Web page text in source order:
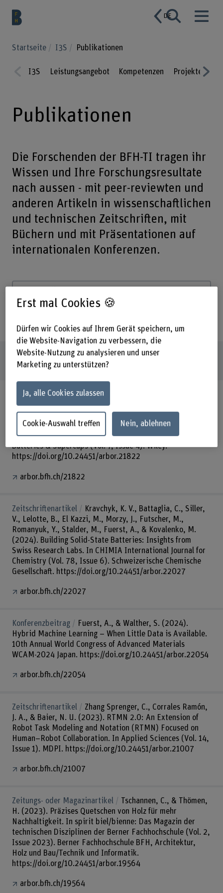
DE
Startseite I3S Publikationen
ious
I3S Leistungsangebot Kompetenzen Projekte
Publikationen
Die Forschenden der BFH-TI tragen ihr
Wissen und Ihre Forschungsresultate
nach aussen - mit peer-reviewten und
anderen Artikeln in wissenschaftlichen
und technischen Zeitschriften, mit
Büchern und mit Präsentationen auf
internationalen Konferenzen.
34 Publikationen
Zeitschriftenartikel
Pires Da Veiga, L., Sharad Bhoir, S.,
Brüllmann, D., Malburet, S., Müller, S., Stalder, M., Brivio,
C., & Ingenito, A. (2024). Investigating the Role of a
P(VDF−TrFE) Ferroelectric Separator in Li‐Metal Pouch
Cells using Electrochemical Impedance Spectroscopy. In
Batteries & Supercaps (Vol. 7, Issue 4). Wiley.
https://doi.org/10.24451/arbor.21822
arbor.bfh.ch/21822
Zeitschriftenartikel
Kravchyk, K. V., Battaglia, C., Siller,
V., Lelotte, B., El Kazzi, M., Morzy, J., Futscher, M.,
Romanyuk, Y., Stalder, M., Fuerst, A., & Kovalenko, M.
(2024). Building Solid-State Batteries: Insights from
Swiss Research Labs. In CHIMIA International Journal for
Chemistry (Vol. 78, Issue 6). Schweizerische Chemische
Gesellschaft. https://doi.org/10.24451/arbor.22027
arbor.bfh.ch/22027
Konferenzbeitrag
Fuerst, A., & Walther, S. (2024).
Hybrid Machine Learning – When Little Data is Available.
10th Annual World Congress of Advanced Materials
WCAM-2024 Japan. https://doi.org/10.24451/arbor.22054
arbor.bfh.ch/22054
Zeitschriftenartikel
Zhang Sprenger, C., Corrales Ramón,
J. A., & Baier, N. U. (2023). RTMN 2.0: An Extension of
Robot Task Modeling and Notation (RTMN) Focused on
Human–Robot Collaboration. In Applied Sciences (Vol. 14,
Issue 1). MDPI. https://doi.org/10.24451/arbor.21007
arbor.bfh.ch/21007
Zeitungs- oder Magazinartikel
Tschannen, C., & Thömen,
H. (2023). Präzises Quetschen von Holz für mehr
Nachhaltigkeit. In spirit biel/bienne: Das Magazin der
technischen Disziplinen der Berner Fachhochschule (Vol. 2,
Issue 2023). Berner Fachhochschule BFH, Architektur,
Holz und Bau/Technik und Informatik.
https://doi.org/10.24451/arbor.19564
arbor.bfh.ch/19564
Erst mal Cookies 🍪
Dürfen wir Cookies auf Ihrem Gerät speichern, um
die Website-Navigation zu verbessern, die
Website-Nutzung zu analysieren und unser
Marketing zu unterstützen?
Ja, alle Cookies zulassen
Cookie-Auswahl treffen Nein, ablehnen